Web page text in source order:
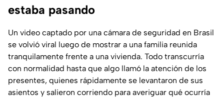
estaba pasando
Un video captado por una cámara de seguridad en Brasil
se volvió viral luego de mostrar a una familia reunida
tranquilamente frente a una vivienda. Todo transcurría
con normalidad hasta que algo llamó la atención de los
presentes, quienes rápidamente se levantaron de sus
asientos y salieron corriendo para averiguar qué ocurría